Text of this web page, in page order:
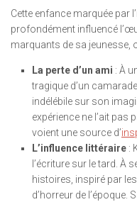
Cette enfance marquée par
profondément influencé
marquants de sa jeunesse,
La perte d’un ami : À
tragique d’un
indélébile sur son
expérience ne l’ait pas
voient une source d’
L’influence littéraire :
l’écriture sur le tard. À
histoires, inspiré par
d’horreur de l’époque.